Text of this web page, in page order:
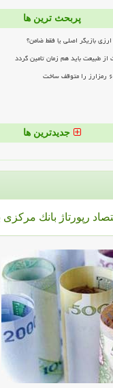
پربحث ترین ها
بازیگر اصلی یا فقط ضامن؟
طبیعت باید هم زمان تامین گردد
جدیدترین ها
رپورتاژ بانك مركزی